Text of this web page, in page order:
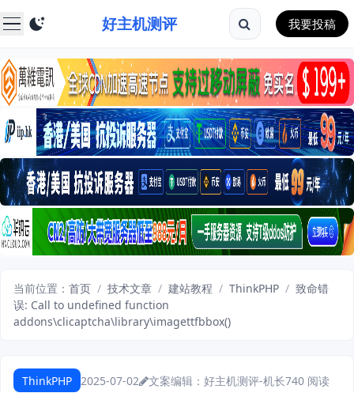
好主机测评 我要投稿
当前位置： 首页 / 技术文章 / 建站教程 / ThinkPHP / 致命错
误: Call to undefined function
addons\clicaptcha\library\imagettfbbox()
ThinkPHP 2025-07-02 文案编辑：好主机测评-机长740 阅读